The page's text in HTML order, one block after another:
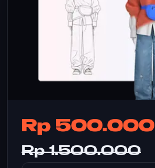
Rp 500.000
Rp 1.500.000